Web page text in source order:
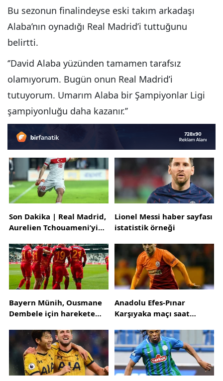
Bu sezonun finalindeyse eski takım arkadaşı
Alaba’nın oynadığı Real Madrid’i tuttuğunu
belirtti.
‘’David Alaba yüzünden tamamen tarafsız
olamıyorum. Bugün onun Real Madrid’i
tutuyorum. Umarım Alaba bir Şampiyonlar Ligi
şampiyonluğu daha kazanır.’’
Son Dakika | Real Madrid,
Aurelien Tchouameni’yi
Lionel Messi haber sayfası
istatistik örneği
Bayern Münih, Ousmane
Dembele için harekete
teklifi
Anadolu Efes-Pınar
Karşıyaka maçı saat